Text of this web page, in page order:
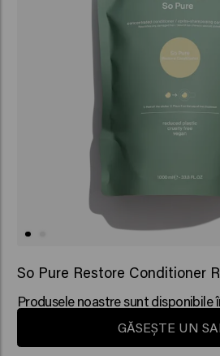
So Pure Restore Conditioner
Produsele noastre sunt disponibile
GĂSEȘTE UN